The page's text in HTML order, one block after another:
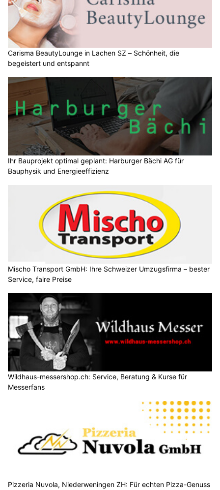
Carisma BeautyLounge in Lachen SZ – Schönheit, die
begeistert und entspannt
Ihr Bauprojekt optimal geplant: Harburger Bächi AG für
Bauphysik und Energieeffizienz
Mischo Transport GmbH: Ihre Schweizer Umzugsfirma – bester
Service, faire Preise
Wildhaus-messershop.ch: Service, Beratung & Kurse für
Messerfans
Pizzeria Nuvola, Niederweningen ZH: Für echten Pizza-Genuss